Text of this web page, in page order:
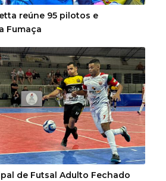
reúne 95 pilotos e
Fumaça
de Futsal Adulto Fechado